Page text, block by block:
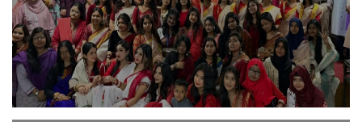
ABOUT US
FACULTIES
ACADEMICS